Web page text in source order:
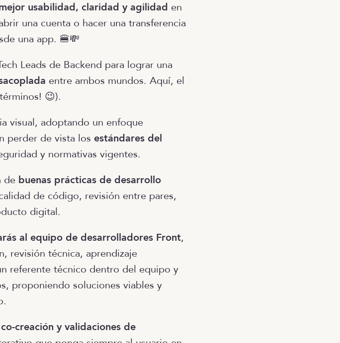
usabilidad, claridad y agilidad en
una cuenta o hacer una transferencia
una app. 🍔💸
Leads de Backend para lograr una
entre ambos mundos. Aquí, el
😉).
visual, adoptando un enfoque
perder de vista los estándares del
y normativas vigentes.
de buenas prácticas de desarrollo
de código, revisión entre pares,
digital.
al equipo de desarrolladores Front,
revisión técnica, aprendizaje
referente técnico dentro del equipo y
proponiendo soluciones viables y
creación y validaciones de